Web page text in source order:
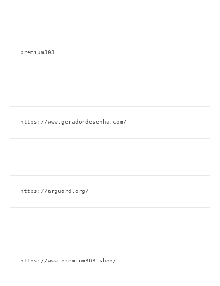
premium303
https://www.geradordesenha.com/
https://arguard.org/
https://www.premium303.shop/